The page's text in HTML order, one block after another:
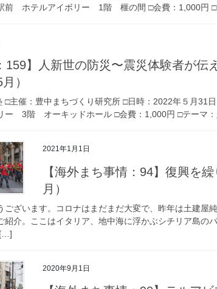
前 ホテルアイボリー 1階 榧の間 □会費：1,000円
159】人新世の防災〜震災体験者が伝
）
□主催：豊中まちづくり研究所 □日時：2022年５月31
ー 3階 オーキッドホール □会費：1,000円 □テーマ
2021年1月1日
【海外まち事情：94】復興を
月）
ございます。コロナはまだまだ大変で、昨年は土建屋
紹介。ここはイタリア、地中海に浮かぶシチリア島の
[…]
2020年9月1日